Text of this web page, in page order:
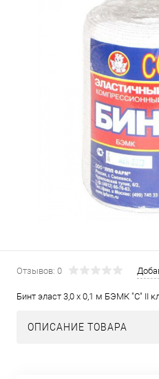
Отзывов: 0
Бинт эласт 3,0 х 0,1 м БЭМК "С" II
ОПИСАНИЕ ТОВАРА